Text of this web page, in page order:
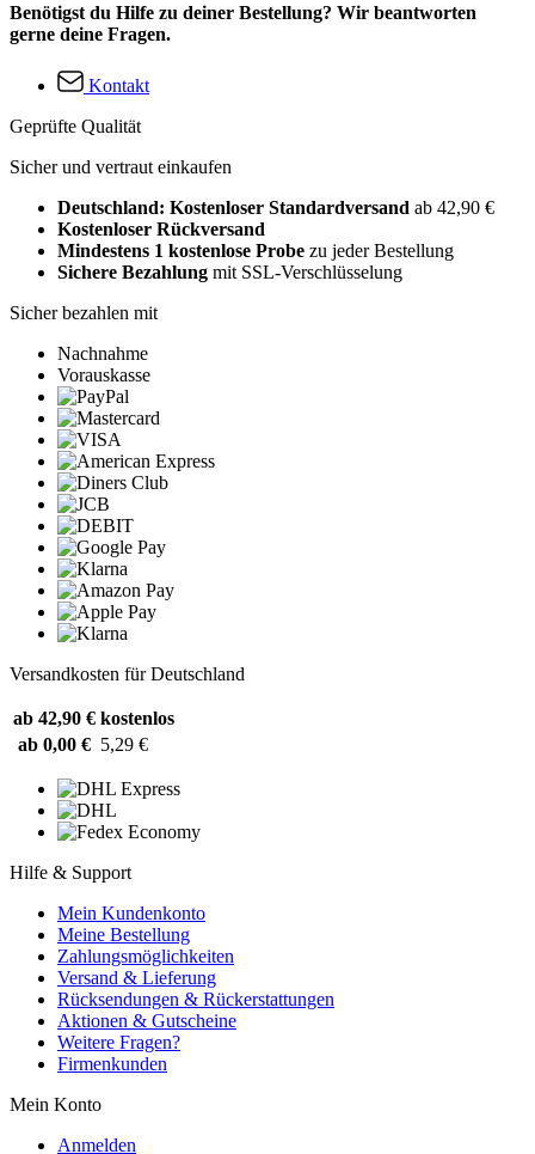
Benötigst du Hilfe zu deiner Bestellung? Wir beantworten
gerne deine Fragen.
Kontakt
Geprüfte Qualität
Sicher und vertraut einkaufen
Deutschland: Kostenloser Standardversand ab 42,90 €
Kostenloser Rückversand
Mindestens 1 kostenlose Probe zu jeder Bestellung
Sichere Bezahlung mit SSL-Verschlüsselung
Sicher bezahlen mit
Nachnahme
Vorauskasse
Versandkosten für Deutschland
ab 42,90 € kostenlos
ab 0,00 € 5,29 €
Hilfe & Support
Mein Kundenkonto
Meine Bestellung
Zahlungsmöglichkeiten
Versand & Lieferung
Rücksendungen & Rückerstattungen
Aktionen & Gutscheine
Weitere Fragen?
Firmenkunden
Mein Konto
Anmelden